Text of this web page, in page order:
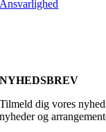
Ansvarlighed
NYHEDSBREV
Tilmeld dig vores
nyheder og